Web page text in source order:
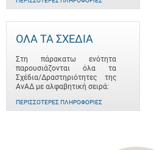
ΟΛΑ ΤΑ ΣΧΕΔΙΑ
Στη πάρακατω ενότητα
παρουσιάζονται όλα τα
Σχέδια/Δραστηριότητες της
ΑνΑΔ με αλφαβητική σειρά:
ΠΕΡΙΣΣΌΤΕΡΕΣ ΠΛΗΡΟΦΟΡΊΕΣ